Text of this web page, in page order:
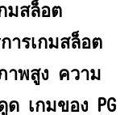
มสล็อต
ารเกมสล็อต
พสูง ความ
เกมของ PG